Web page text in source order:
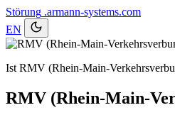
Störung .armann-systems.com
EN
Ist RMV (Rhein-Main-
RMV (Rhein-Main-